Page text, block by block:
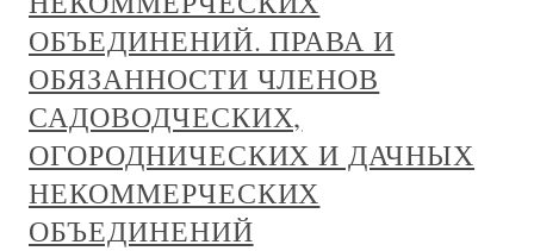
ОБЪЕДИНЕНИЙ. ПРАВА И
ОБЯЗАННОСТИ ЧЛЕНОВ
САДОВОДЧЕСКИХ,
ОГОРОДНИЧЕСКИХ И ДАЧНЫХ
НЕКОММЕРЧЕСКИХ
ОБЪЕДИНЕНИЙ